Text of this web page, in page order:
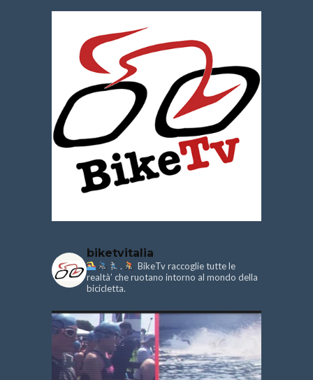
biketvitalia
.
BikeTv raccoglie tutte le
realtà’ che ruotano intorno al mondo della
bicicletta.